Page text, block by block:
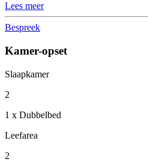
Lees meer
Bespreek
Kamer-opset
Slaapkamer
2
1 x Dubbelbed
Leefarea
2